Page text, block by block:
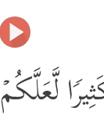
لَّعَلَّكُمۡ